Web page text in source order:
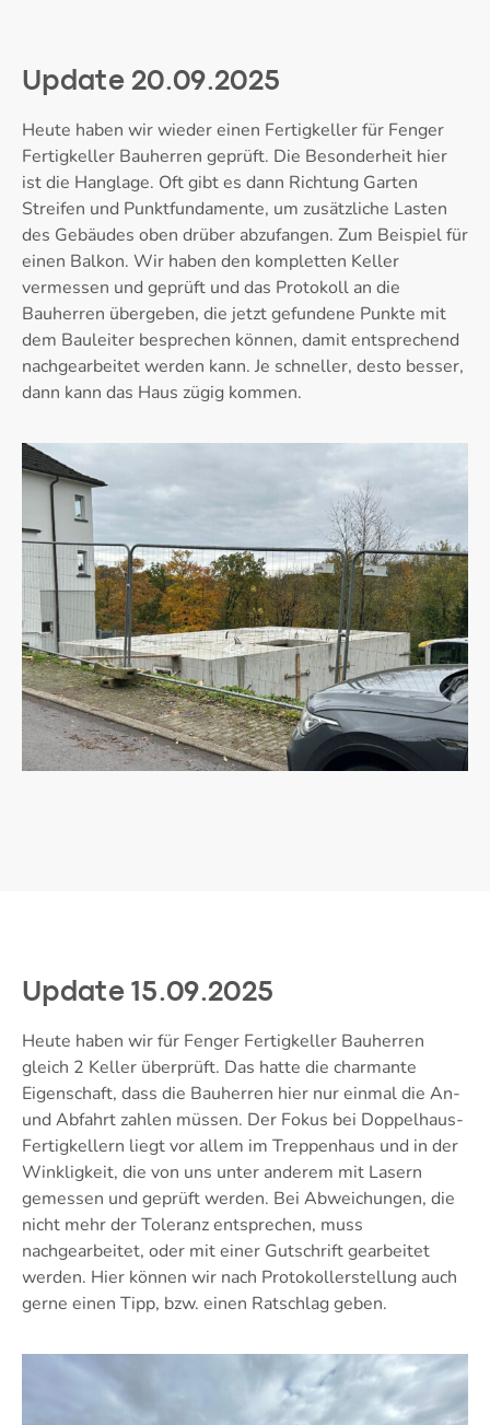
Update 20.09.2025
Heute haben wir wieder einen Fertigkeller für Fenger
Fertigkeller Bauherren geprüft. Die Besonderheit hier
ist die Hanglage. Oft gibt es dann Richtung Garten
Streifen und Punktfundamente, um zusätzliche Lasten
des Gebäudes oben drüber abzufangen. Zum Beispiel für
einen Balkon. Wir haben den kompletten Keller
vermessen und geprüft und das Protokoll an die
Bauherren übergeben, die jetzt gefundene Punkte mit
dem Bauleiter besprechen können, damit entsprechend
nachgearbeitet werden kann. Je schneller, desto besser,
dann kann das Haus zügig kommen.
Update 15.09.2025
Heute haben wir für Fenger Fertigkeller Bauherren
gleich 2 Keller überprüft. Das hatte die charmante
Eigenschaft, dass die Bauherren hier nur einmal die An-
und Abfahrt zahlen müssen. Der Fokus bei Doppelhaus-
Fertigkellern liegt vor allem im Treppenhaus und in der
Winkligkeit, die von uns unter anderem mit Lasern
gemessen und geprüft werden. Bei Abweichungen, die
nicht mehr der Toleranz entsprechen, muss
nachgearbeitet, oder mit einer Gutschrift gearbeitet
werden. Hier können wir nach Protokollerstellung auch
gerne einen Tipp, bzw. einen Ratschlag geben.